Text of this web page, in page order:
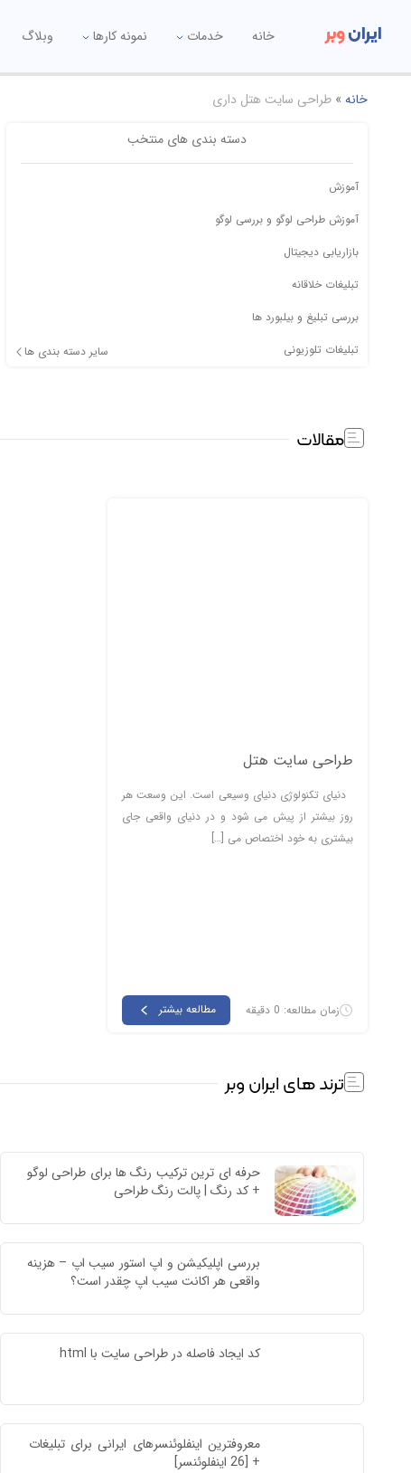
ایرانوبر خانه خدمات نمونه کارها وبلاگ
خانه» طراحی سایت هتل داری
دسته بندی های منتخب
آموزش
آموزش طراحی لوگو و بررسی لوگو
بازاریابی دیجیتال
تبلیغات خلاقانه
بررسی تبلیغ و بیلبورد ها
تبلیغات تلوزیونی
سایر دسته بندی ها
مقالات
طراحی سایت هتل
دنیای تکنولوژی دنیای وسیعی است. این وسعت هر
روز بیشتر از پیش می شود و در دنیای واقعی جای
بیشتری به خود اختصاص می […]
زمان مطالعه: 0 دقیقه مطالعه بیشتر
ترند های ایران وبر
حرفه ای ترین ترکیب رنگ ها برای طراحی لوگو
+ کد رنگ | پالت رنگ طراحی
بررسی اپلیکیشن و اپ استور سیب اپ – هزینه
واقعی هر اکانت سیب اپ چقدر است؟
کد ایجاد فاصله در طراحی سایت با html
معروفترین اینفلوئنسرهای ایرانی برای تبلیغات
+ [26 اینفلوئنسر]